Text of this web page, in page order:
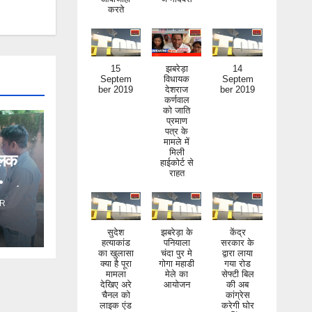
ने
15
ber 2019
झबरेड़ा
विधायक
देशराज
कर्णवाल
को जाति
प्रमाण
पत्र के
मामले में
मिली
हाईकोर्ट से
राहत
14
ber 2019
सुदेश
हत्याकांड
का खुलासा
क्या है पूरा
मामला
देखिए अरे
चैनल को
लाइक एंड
सब्सक्राइ
ब जरूर
झबरेड़ा के
पनियाला
चंदा पुर मे
गोगा महाडी
मेले का
आयोजन
केंद्र
सरकार के
द्वारा लाया
गया रोड
सेफ्टी बिल
की अब
कांग्रेस
करेगी घोर
निंदा